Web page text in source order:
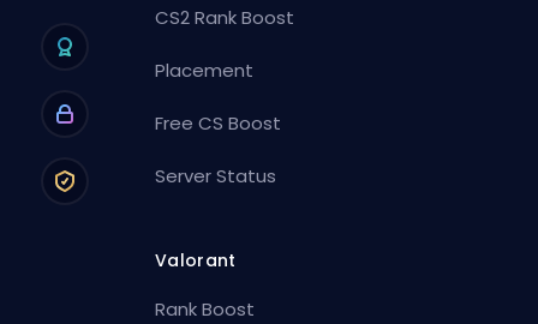
CS2 Rank Boost
Placement
Free CS Boost
Server Status
Valorant
Rank Boost